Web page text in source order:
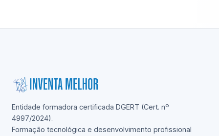
Entidade formadora certificada DGERT (Cert. nº
4997/2024).
Formação tecnológica e desenvolvimento profissional